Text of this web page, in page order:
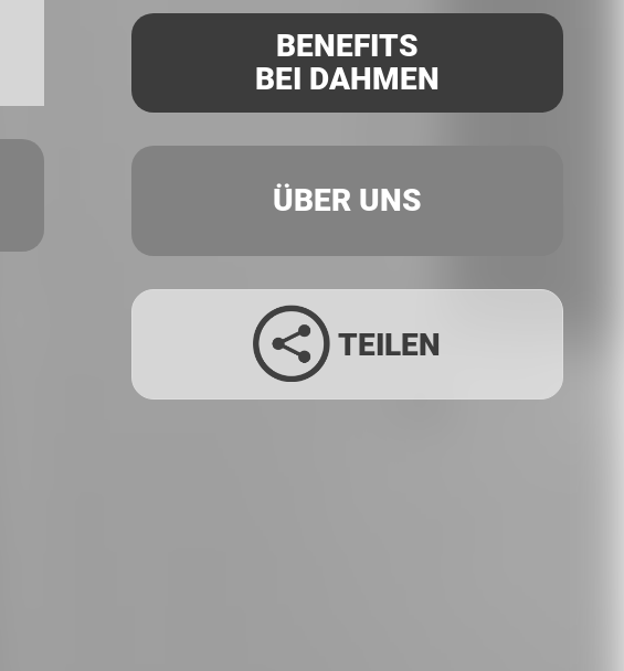
BENEFITS
BEI DAHMEN
ÜBER UNS
TEILEN